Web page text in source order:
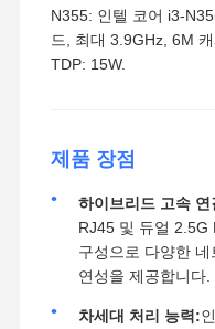
N355: 인텔 코어 i3-
드, 최대 3.9GHz, 6M
TDP: 15W.
제품 장점
하이브리드 고속 연
RJ45 및 듀얼 2.5G
구성으로 다양한
연성을 제공합니다.
차세대 처리 능력: